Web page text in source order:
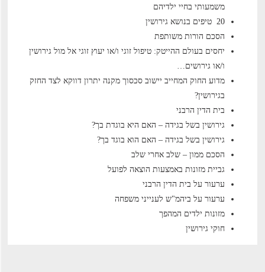
משמעותי בחיי ילדיהם
20 טיפים בנושא גירושין
הסכם הורות משותפת
יחסים בעולם ההייטק: טיפול זוגי ו/או יעוץ זוגי אל מול גירושין
ו/או גירושים…
מדוע החוק המחייב יישוב סכסוך מקנה יתרון דווקא לצד החזק
בגירושין?
בית הדין הרבני
גירושין בשל בגידה – האם היא בוגדת בך?
גירושין בשל בגידה – האם הוא בוגד בך?
הסכם ממון – שלב אחרי שלב
גביית מזונות באמצעות הוצאה לפועל
ערעור על בית הדין הרבני
ערעור על ביהמ"ש לענייני משפחה
מזונות ילדים המהפך
חוקי גירושין